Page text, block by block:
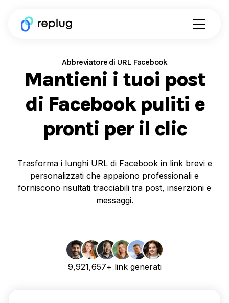
Abbreviatore di URL Facebook
Mantieni i tuoi post
di Facebook puliti e
pronti per il clic
Trasforma i lunghi URL di Facebook in link brevi e
personalizzati che appaiono professionali e
forniscono risultati tracciabili tra post, inserzioni e
messaggi.
9,921,657+ link generati